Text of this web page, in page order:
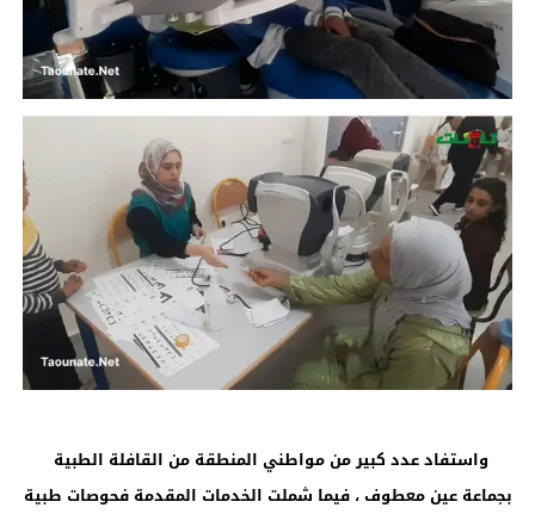
واستفاد عدد كبير من مواطني المنطقة من القافلة الطبية
بجماعة عين معطوف ، فيما شملت الخدمات المقدمة فحوصات طبية